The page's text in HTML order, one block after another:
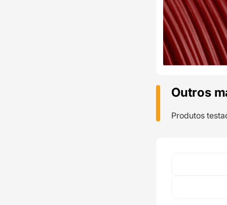
Outros
Produtos